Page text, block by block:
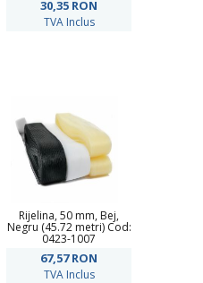
30,35 RON
TVA Inclus
Rijelina, 50 mm, Bej,
Negru (45.72 metri) Cod:
0423-1007
67,57RON
TVA Inclus